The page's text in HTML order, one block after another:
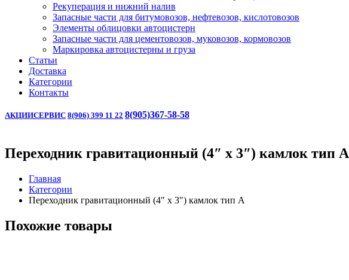
Рекуперация и нижний налив
Запасные части для битумовозов, нефтевозов, кислотовозов
Элементы облицовки автоцистерн
Запасные части для цементовозов, муковозов, кормовозов
Маркировка автоцистерны и груза
Статьи
Доставка
Категории
Контакты
АКЦИИСЕРВИС 8(906) 399 11 22 8(905)367-58-58
Переходник гравитационный (4″ x 3″) камлок тип А
Главная
Категории
Переходник гравитационный (4″ x 3″) камлок тип А
Похожие товары